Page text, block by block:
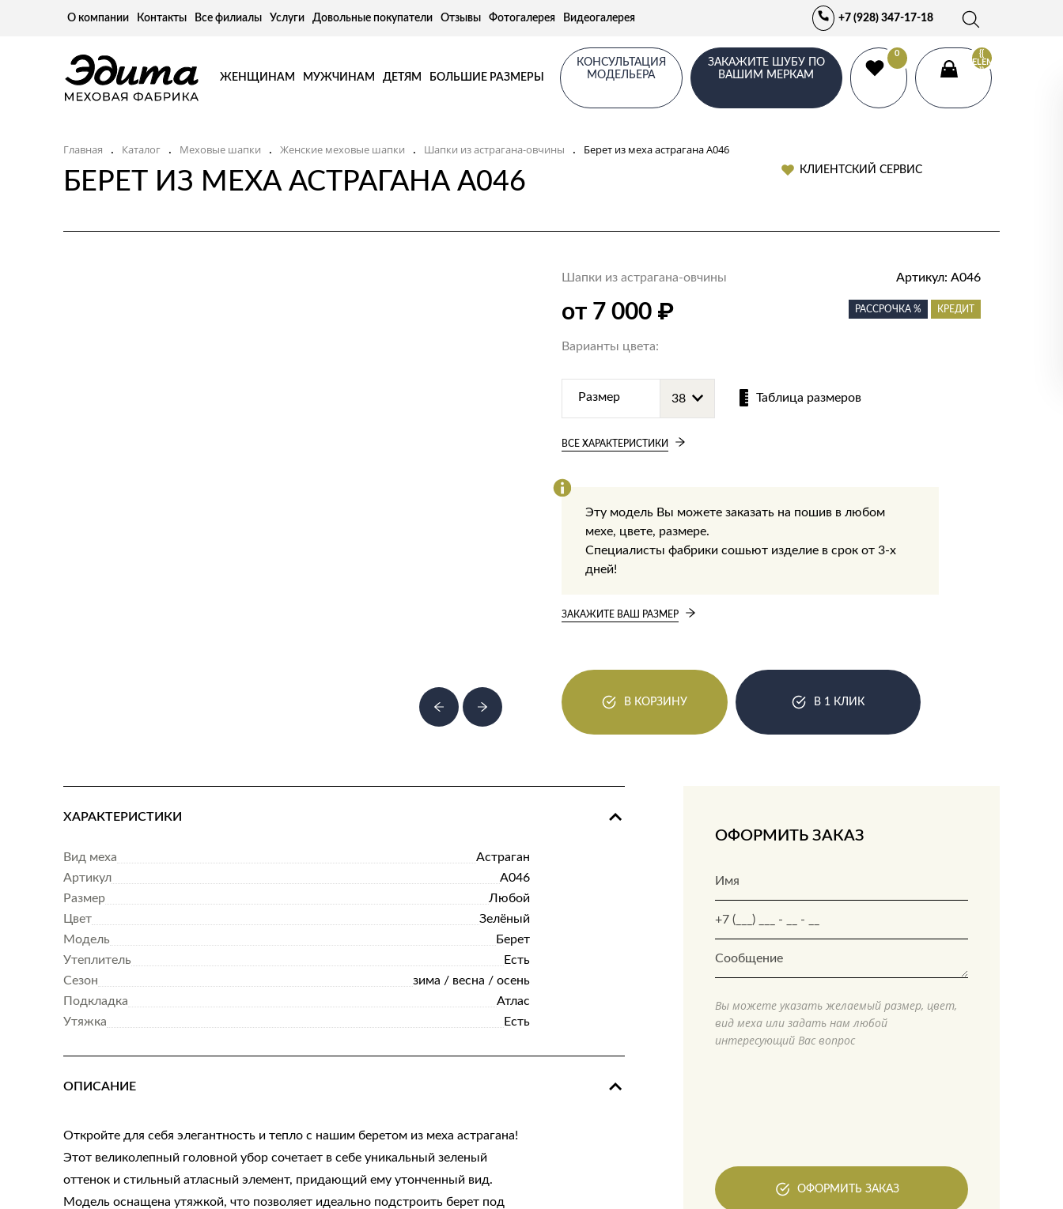
О компании Контакты Все филиалы Услуги Довольные покупатели Отзывы Фотогалерея Видеогалерея +7 (928) 347-17-18
ЖЕНЩИНАМ МУЖЧИНАМ ДЕТЯМ БОЛЬШИЕ РАЗМЕРЫ
КОНСУЛЬТАЦИЯ
МОДЕЛЬЕРА
ЗАКАЖИТЕ ШУБУ ПО
ВАШИМ МЕРКАМ
0
{{
ELEMENTS.LENGTH
}}
Главная . Каталог . Меховые шапки . Женские меховые шапки . Шапки из астрагана-овчины . Берет из меха астрагана А046
БЕРЕТ ИЗ МЕХА АСТРАГАНА А046 КЛИЕНТСКИЙ СЕРВИС
Шапки из астрагана-овчины Артикул:А046
от 7 000 ₽ РАССРОЧКА % КРЕДИТ
Варианты цвета:
Размер Таблица размеров
ВСЕ ХАРАКТЕРИСТИКИ
Эту модель Вы можете заказать на пошив в любом
мехе, цвете, размере.
Специалисты фабрики сошьют изделие в срок от 3-х
дней!
ЗАКАЖИТЕ ВАШ РАЗМЕР
В КОРЗИНУ В 1 КЛИК
ХАРАКТЕРИСТИКИ
Вид меха
Астраган
Артикул
А046
Размер
Любой
Цвет
Зелёный
Модель
Берет
Утеплитель
Есть
Сезон
зима / весна / осень
Подкладка
Атлас
Утяжка
Есть
ОПИСАНИЕ
Откройте для себя элегантность и тепло с нашим беретом из меха астрагана!
Этот великолепный головной убор сочетает в себе уникальный зеленый
оттенок и стильный атласный элемент, придающий ему утонченный вид.
Модель оснащена утяжкой, что позволяет идеально подстроить берет под
ОФОРМИТЬ ЗАКАЗ
Вы можете указать желаемый размер, цвет,
вид меха или задать нам любой
интересующий Вас вопрос
ОФОРМИТЬ ЗАКАЗ